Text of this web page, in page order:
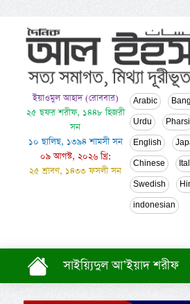
ইয়াওমুল আহাদ (রোববার)
২৫ ছফর শরীফ, ১৪৪৮ হিজরী
সন
১০ ছালিছ, ১৩৯৪ শামসী সন
০৯ আগস্ট, ২০২৬ খ্রি:
২৫ শ্রাবণ, ১৪৩৩ ফসলী সন
Arabic
Urdu Pharsi
English
Chinese
Swedish
indonesian
সাইয়্যিদুল আ’ইয়াদ শরীফ